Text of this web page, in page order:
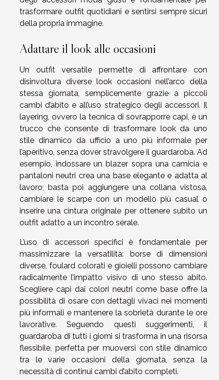
trasformare outfit quotidiani e sentirsi sempre sicuri
della propria immagine.
Adattare il look alle occasioni
Un outfit versatile permette di affrontare con
disinvoltura diverse look occasioni nell’arco della
stessa giornata, semplicemente grazie a piccoli
cambi d’abito e all’uso strategico degli accessori. Il
layering, ovvero la tecnica di sovrapporre capi, è un
trucco che consente di trasformare look da uno
stile dinamico da ufficio a uno più informale per
l’aperitivo, senza dover stravolgere il guardaroba. Ad
esempio, indossare un blazer sopra una camicia e
pantaloni neutri crea una base elegante e adatta al
lavoro; basta poi aggiungere una collana vistosa,
cambiare le scarpe con un modello più casual o
inserire una cintura originale per ottenere subito un
outfit adatto a un incontro serale.
L’uso di accessori specifici è fondamentale per
massimizzare la versatilità: borse di dimensioni
diverse, foulard colorati e gioielli possono cambiare
radicalmente l’impatto visivo di uno stesso abito.
Scegliere capi dai colori neutri come base offre la
possibilità di osare con dettagli vivaci nei momenti
più informali e mantenere la sobrietà durante le ore
lavorative. Seguendo questi suggerimenti, il
guardaroba di tutti i giorni si trasforma in una risorsa
flessibile, perfetta per muoversi con stile dinamico
tra le varie occasioni della giornata, senza la
necessità di continui cambi d’abito completi.